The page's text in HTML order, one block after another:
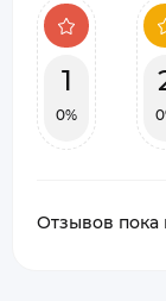
1
0%
Отзывов пока